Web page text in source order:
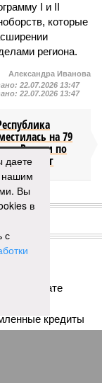
I и II
которые
региона.
Александра Иванова
22.07.2026 13:47
22.07.2026 13:47
на 79
в России по
дорог
будут
зарплате
кредиты
даете
нашим
Вы
в
с